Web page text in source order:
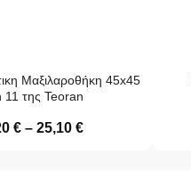
Μαξιλαροθήκη 45x45
11 της Teoran
€ – 25,10 €